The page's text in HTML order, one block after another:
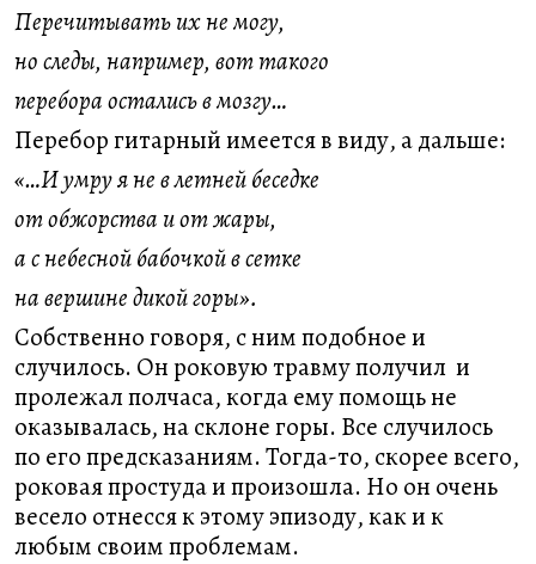
Перечитывать их не могу,
но следы, например, вот такого
перебора остались в мозгу…
Перебор гитарный имеется в виду, а дальше:
«…И умру я не в летней беседке
от обжорства и от жары,
а с небесной бабочкой в сетке
на вершине дикой горы».
Собственно говоря, с ним подобное и
случилось. Он роковую травму получил и
пролежал полчаса, когда ему помощь не
оказывалась, на склоне горы. Все случилось
по его предсказаниям. Тогда-то, скорее всего,
роковая простуда и произошла. Но он очень
весело отнесся к этому эпизоду, как и к
любым своим проблемам.